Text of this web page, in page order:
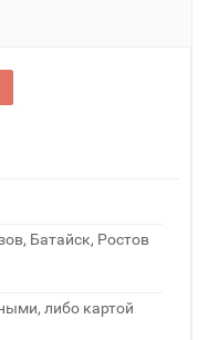
Батайск, Ростов
либо картой